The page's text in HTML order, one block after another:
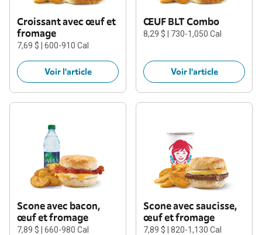
Croissant avec œuf et
fromage
7,69 $ | 600-910 Cal
Voir l'article
ŒUF BLT Combo
8,29 $ | 730-1,050 Cal
Voir l'article
Scone avec bacon,
œuf et fromage
7,89 $ | 660-980 Cal
Scone avec saucisse,
œuf et fromage
7,89 $ | 820-1,130 Cal